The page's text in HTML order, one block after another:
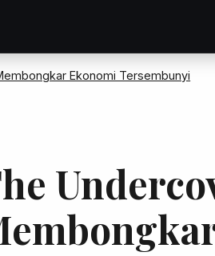
Ekonomi Tersembunyi